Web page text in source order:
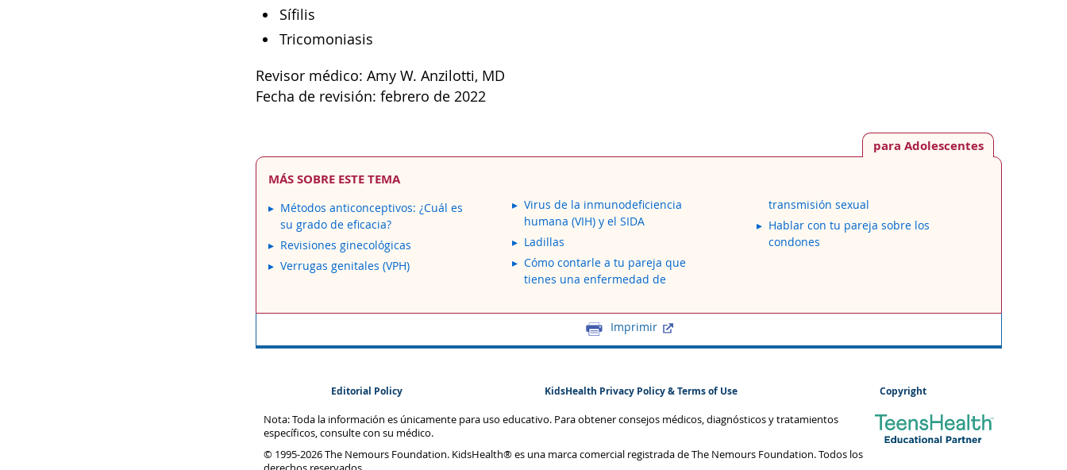
Sífilis
Tricomoniasis
Revisor médico: Amy W. Anzilotti, MD
Fecha de revisión: febrero de 2022
para Adolescentes
MÁS SOBRE ESTE TEMA
Métodos anticonceptivos: ¿Cuál es
su grado de eficacia?
Revisiones ginecológicas
Verrugas genitales (VPH)
Virus de la inmunodeficiencia
humana (VIH) y el SIDA
Ladillas
Cómo contarle a tu pareja que
tienes una enfermedad de
transmisión sexual
Hablar con tu pareja sobre los
condones
Imprimir
Editorial Policy KidsHealth Privacy Policy & Terms of Use Copyright
Nota: Toda la información es únicamente para uso educativo. Para obtener consejos médicos, diagnósticos y tratamientos
específicos, consulte con su médico.
© 1995-2026 The Nemours Foundation. KidsHealth® es una marca comercial registrada de The Nemours Foundation. Todos los